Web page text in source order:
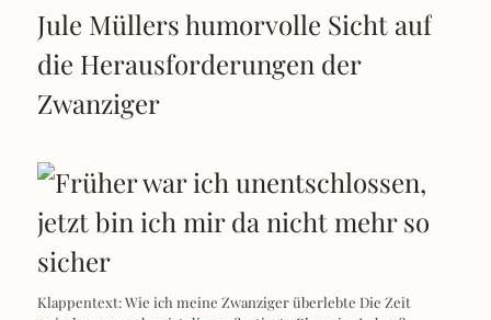
Jule Müllers humorvolle Sicht auf
die Herausforderungen der
Zwanziger
Klappentext: Wie ich meine Zwanziger überlebte Die Zeit